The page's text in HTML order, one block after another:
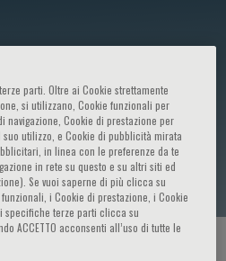
parti. Oltre ai Cookie strettamente
si utilizzano, Cookie funzionali per
Cookie di prestazione per
utilizzo, e Cookie di pubblicità mirata
in linea con le preferenze da te
in rete su questo e su altri siti ed
Se vuoi saperne di più clicca su
i Cookie di prestazione, i Cookie
terze parti clicca su
ACCETTO acconsenti all’uso di tutte le